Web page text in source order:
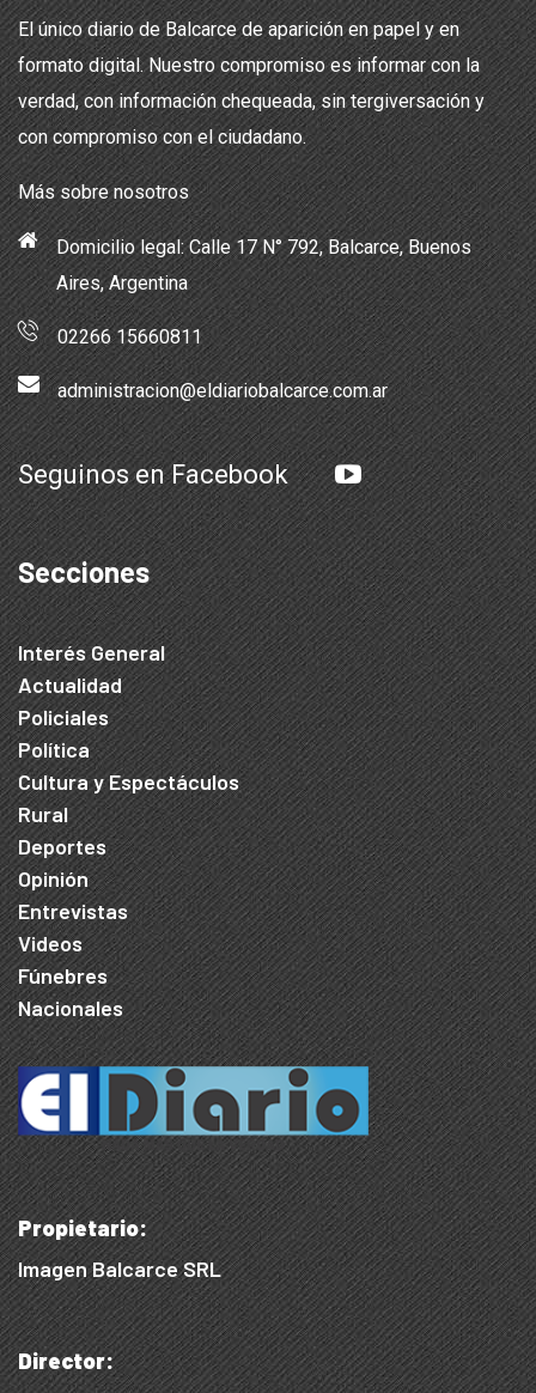
El único diario de Balcarce de aparición en papel y en
formato digital. Nuestro compromiso es informar con la
verdad, con información chequeada, sin tergiversación y
con compromiso con el ciudadano.
Más sobre nosotros
Domicilio legal: Calle 17 N° 792, Balcarce, Buenos
Aires, Argentina
02266 15660811
administracion@eldiariobalcarce.com.ar
Seguinos en Facebook
Secciones
Interés General
Actualidad
Policiales
Política
Cultura y Espectáculos
Rural
Deportes
Opinión
Entrevistas
Videos
Fúnebres
Nacionales
Propietario:
Imagen Balcarce SRL
Director: